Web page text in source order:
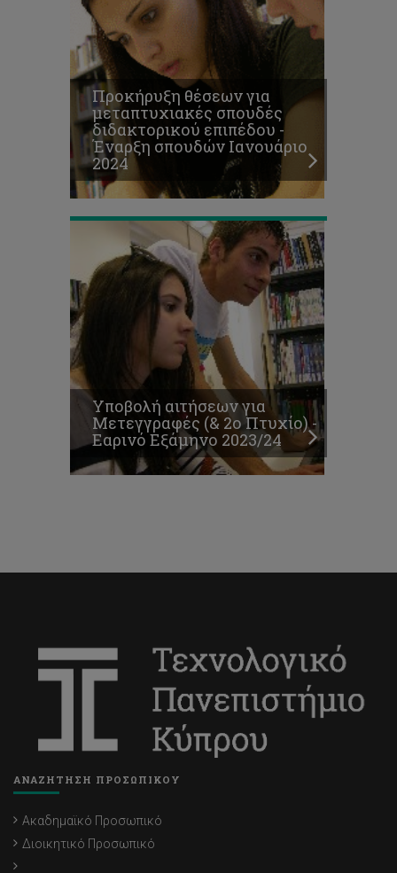
Προκήρυξη θέσεων για
μεταπτυχιακές σπουδές
διδακτορικού επιπέδου -
Έναρξη σπουδών Ιανουάριο
2024
Υποβολή
αιτήσεων
για
Μετεγγραφές
(&
2ο
Πτυχίο)
-
Εαρινό
Εξάμηνο
2023/24
Υποβολή αιτήσεων για
Μετεγγραφές (& 2ο Πτυχίο) -
Εαρινό Εξάμηνο 2023/24
ΑΝΑΖΗΤΗΣΗ ΠΡΟΣΩΠΙΚΟΥ
Ακαδημαϊκό Προσωπικό
Διοικητικό Προσωπικό